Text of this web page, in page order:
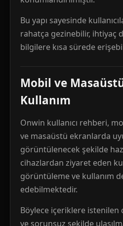
Bu yapı sayesinde
rahatça gezinebilir, ihtiyaç
bilgilere kısa sürede
Mobil ve
Kullanım
Onwin kullanıcı rehberi,
ve masaüstü ekranlarda
görüntülenecek şekilde
cihazlardan ziyaret eden
görüntüleme ve kullanım
edebilmektedir.
Böylece içeriklere istenilen
ve sorunsuz şekilde